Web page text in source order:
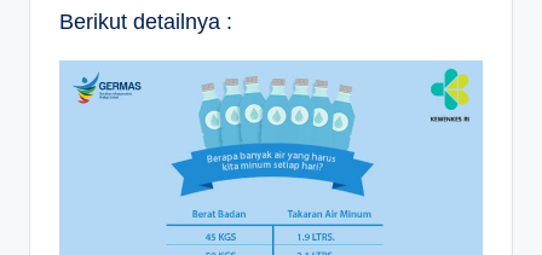
Berikut detailnya :